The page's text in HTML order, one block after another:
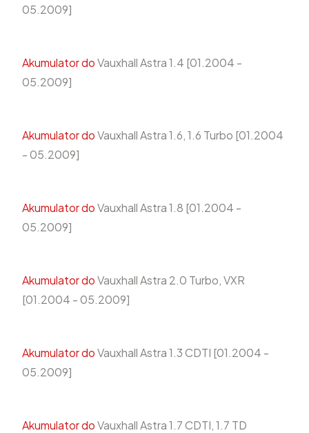
05.2009]
Akumulator doVauxhall Astra 1.4 [01.2004 -
05.2009]
Akumulator doVauxhall Astra 1.6, 1.6 Turbo [01.2004
- 05.2009]
Akumulator doVauxhall Astra 1.8 [01.2004 -
05.2009]
Akumulator doVauxhall Astra 2.0 Turbo, VXR
[01.2004 - 05.2009]
Akumulator doVauxhall Astra 1.3 CDTI [01.2004 -
05.2009]
Akumulator doVauxhall Astra 1.7 CDTI, 1.7 TD